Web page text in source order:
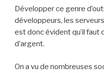
Développer ce genre
développeurs, les
est donc évident qu’il faut
d’argent.
On a vu de nombreuses